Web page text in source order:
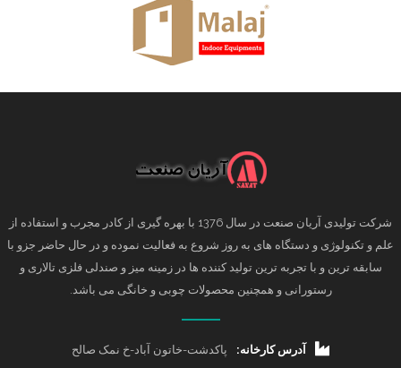
شرکت تولیدی آریان صنعت در سال 1376 با بهره گیری از کادر مجرب و استفاده از
علم و تکنولوژی و دستگاه های به روز شروع به فعالیت نموده و در حال حاضر جزو با
سابقه ترین و با تجربه ترین تولید کننده ها در زمینه میز و صندلی فلزی تالاری و
رستورانی و همچنین محصولات چوبی و خانگی می باشد.
آدرس کارخانه: پاکدشت-خاتون آباد-خ نمک صالح